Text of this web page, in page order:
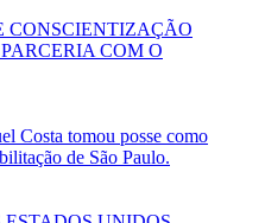
CONSCIENTIZAÇÃO
COM O
Costa tomou posse como
de São Paulo.